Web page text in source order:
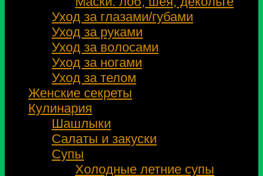
Уход за глазами/губами
Уход за руками
Уход за волосами
Уход за ногами
Уход за телом
Женские секреты
Кулинария
Шашлыки
Салаты и закуски
Супы
Холодные летние супы